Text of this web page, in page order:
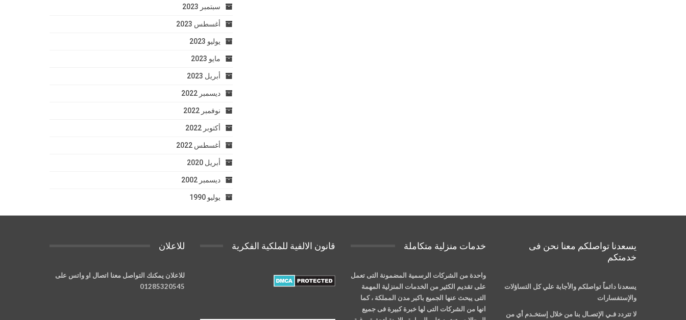
سبتمبر 2023
أغسطس 2023
يوليو 2023
مايو 2023
أبريل 2023
ديسمبر 2022
نوفمبر 2022
أكتوبر 2022
أغسطس 2022
أبريل 2020
ديسمبر 2002
يوليو 1990
يسعدنا تواصلكم معنا نحن فى
خدمتكم
يسعدنا دائماً تواصلكم والأجابة علي كل التساؤلات
والإستفسارات
لا تتردد فـي الإتصـال بنا من خلال إستخـدم أي من
خدمات منزلية متكاملة
واحدة من الشركات الرسمية المضمونة التى تعمل
على تقديم الكثير من الخدمات المنزلية المهمة
التى يبحث عنها الجميع باكبر مدن المملكة ، كما
انها من الشركات التى لها خبرة كبيرة فى جميع
قانون الالفية للملكية الفكرية للاعلان
للاعلان يمكنك التواصل معنا اتصال او واتس على
01285320545